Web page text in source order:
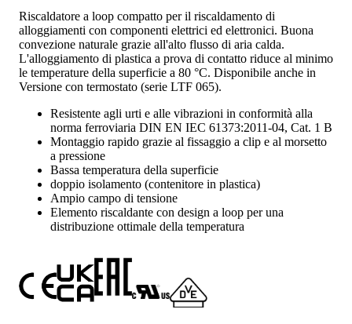
Riscaldatore a loop compatto per il riscaldamento di
alloggiamenti con componenti elettrici ed elettronici. Buona
convezione naturale grazie all'alto flusso di aria calda.
L'alloggiamento di plastica a prova di contatto riduce al minimo
le temperature della superficie a 80 °C. Disponibile anche in
Versione con termostato (serie LTF 065).
Resistente agli urti e alle vibrazioni in conformità alla
norma ferroviaria DIN EN IEC 61373:2011-04, Cat. 1 B
Montaggio rapido grazie al fissaggio a clip e al morsetto
a pressione
Bassa temperatura della superficie
doppio isolamento (contenitore in plastica)
Ampio campo di tensione
Elemento riscaldante con design a loop per una
distribuzione ottimale della temperatura